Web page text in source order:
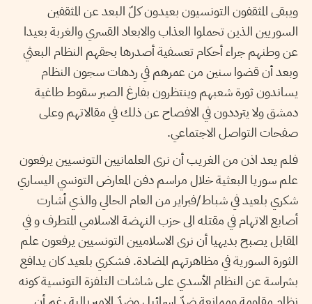
ويبقى المثقفون التونسيون بعيدون كلّ البعد عن المثقفين
السوريين الذين تحملوا العذاب والابعاد القسري والغربة بعيدا
عن وطنهم جراء أحكام تعسفية أصدرها بحقهم النظام البعثي
وبعد أن قضوا سنين من عمرهم في ردهات سجون النظام
يساندون ثورة شعبهم وينتظرون بفارغ الصبر سقوط طاغية
دمشق ولا يترددون في الافصاح عن ذلك في مقالاتهم وعلى
صفحات التواصل الاجتماعي.
فلم يعد اذن من الغريب أن نرى العلمانيين التونسيين يرفعون
علم سوريا البعثية خلال مراسم دفن المعارض التونسي اليساري
شكري بلعيد في شباط/فبراير من العام الحالي والذي أشارت
أصابع الاتهام في مقتله الى حزب النهضة الاسلامي المتطرف و في
المقابل يصبح بديهيا أن نرى الاسلاميين التونسيين يرفعون علم
الثورة السورية في مظاهرتهم المضادة. فشكري بلعيد كان يدافع
بشراسة عن النظام الأسدي على شاشات التلفزة التونسية كونه